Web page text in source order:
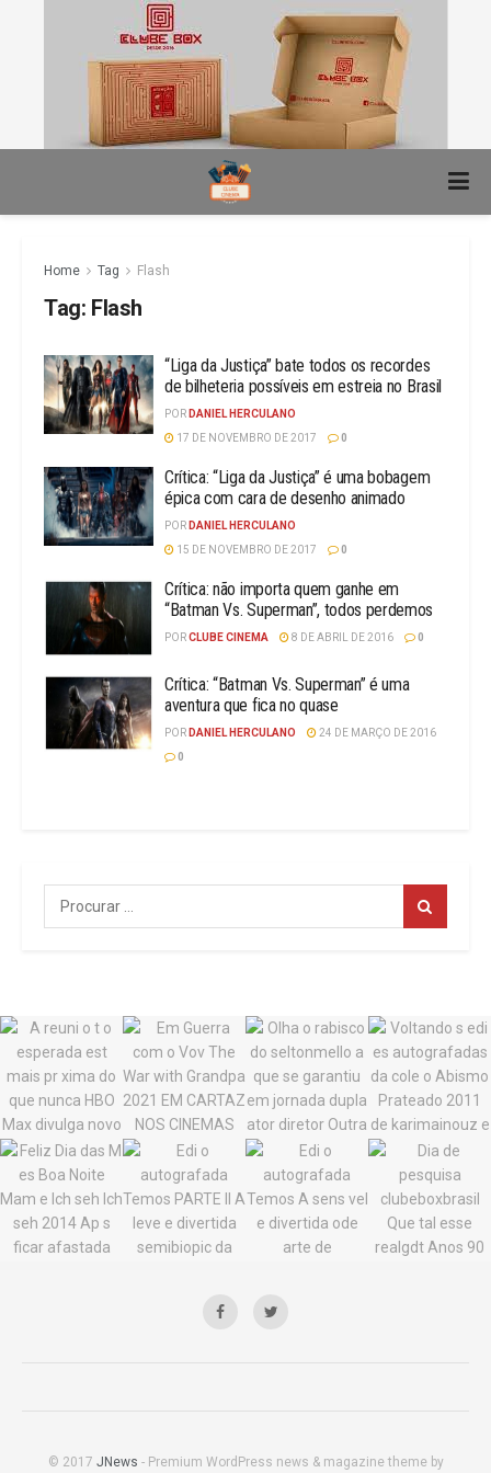
Home Tag Flash
Tag: Flash
“Liga da Justiça” bate todos os recordes
de bilheteria possíveis em estreia no Brasil
POR DANIEL HERCULANO
17 DE NOVEMBRO DE 2017
0
Crítica: “Liga da Justiça” é uma bobagem
épica com cara de desenho animado
POR DANIEL HERCULANO
15 DE NOVEMBRO DE 2017
0
Crítica: não importa quem ganhe em
“Batman Vs. Superman”, todos perdemos
PORCLUBE CINEMA 8 DE ABRIL DE 2016 0
Crítica: “Batman Vs. Superman” é uma
aventura que fica no quase
POR DANIEL HERCULANO
24 DE MARÇO DE 2016
0
© 2017 JNews - Premium WordPress news & magazine theme by